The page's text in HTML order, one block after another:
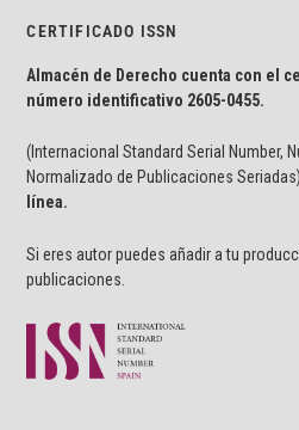
CERTIFICADO ISSN
Almacén de Derecho cuenta con el
número identificativo 2605-0455.
(Internacional Standard Serial Number,
Normalizado de Publicaciones Seriadas)
línea.
Si eres autor puedes añadir a tu
publicaciones.